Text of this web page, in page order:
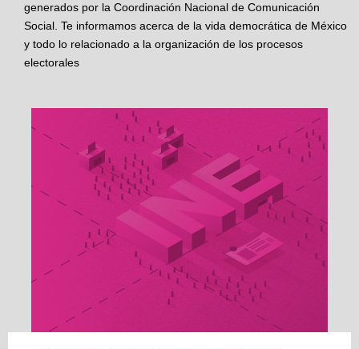
generados por la Coordinación Nacional de Comunicación
Social. Te informamos acerca de la vida democrática de México
y todo lo relacionado a la organización de los procesos
electorales